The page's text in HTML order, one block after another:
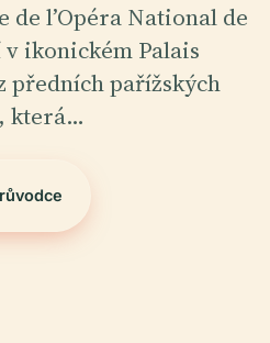
de l’Opéra National de
ikonickém Palais
předních pařížských
která…